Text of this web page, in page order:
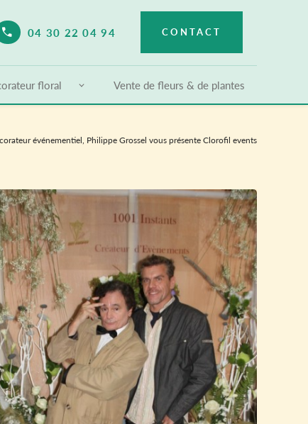
04 30 22 04 94 CONTACT
floral Vente de fleurs & de plantes
événementiel, Philippe Grossel vous présente Clorofil events